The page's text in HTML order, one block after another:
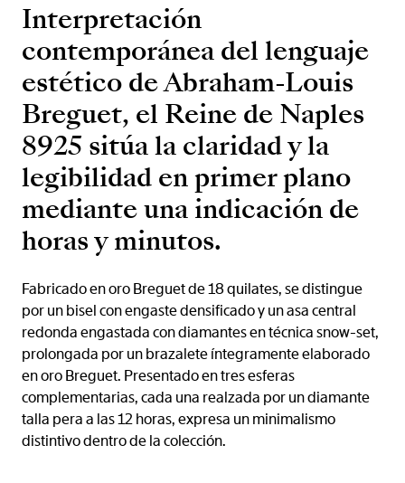
Interpretación
contemporánea del lenguaje
estético de Abraham-Louis
Breguet, el Reine de Naples
8925 sitúa la claridad y la
legibilidad en primer plano
mediante una indicación de
horas y minutos.
Fabricado en oro Breguet de 18 quilates, se distingue
por un bisel con engaste densificado y un asa central
redonda engastada con diamantes en técnica snow-set,
prolongada por un brazalete íntegramente elaborado
en oro Breguet. Presentado en tres esferas
complementarias, cada una realzada por un diamante
talla pera a las 12 horas, expresa un minimalismo
distintivo dentro de la colección.